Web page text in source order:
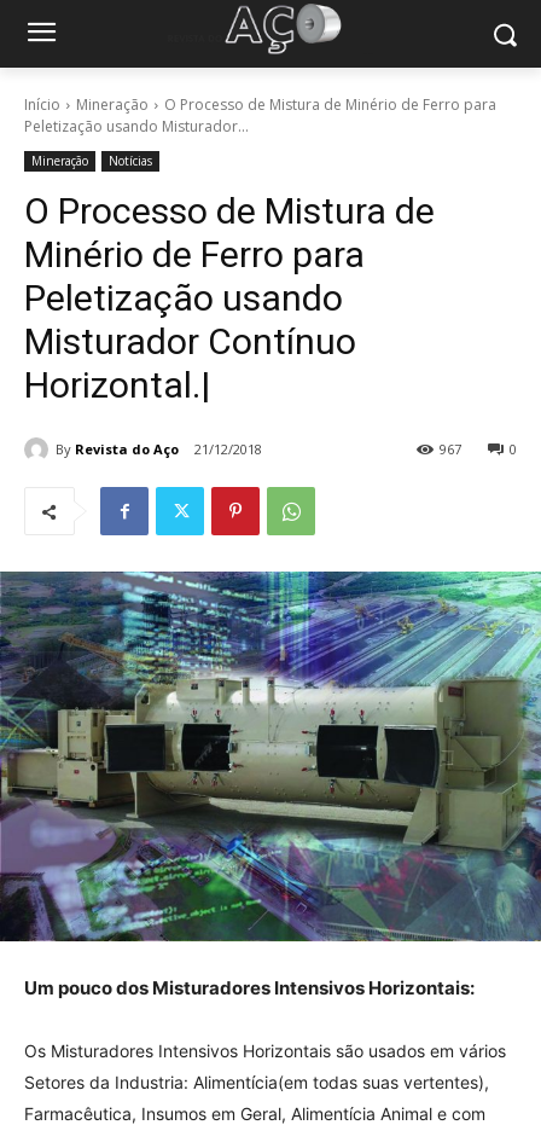
Início Mineração
O Processo de Mistura de Minério de Ferro para
Peletização usando Misturador...
Mineração Notícias
O Processo de Mistura de
Minério de Ferro para
Peletização usando
Misturador Contínuo
Horizontal.|
By Revista do Aço 21/12/2018 0
967
Um pouco dos Misturadores Intensivos Horizontais:
Os Misturadores Intensivos Horizontais são usados em vários
Setores da Industria: Alimentícia(em todas suas vertentes),
Farmacêutica, Insumos em Geral, Alimentícia Animal e com